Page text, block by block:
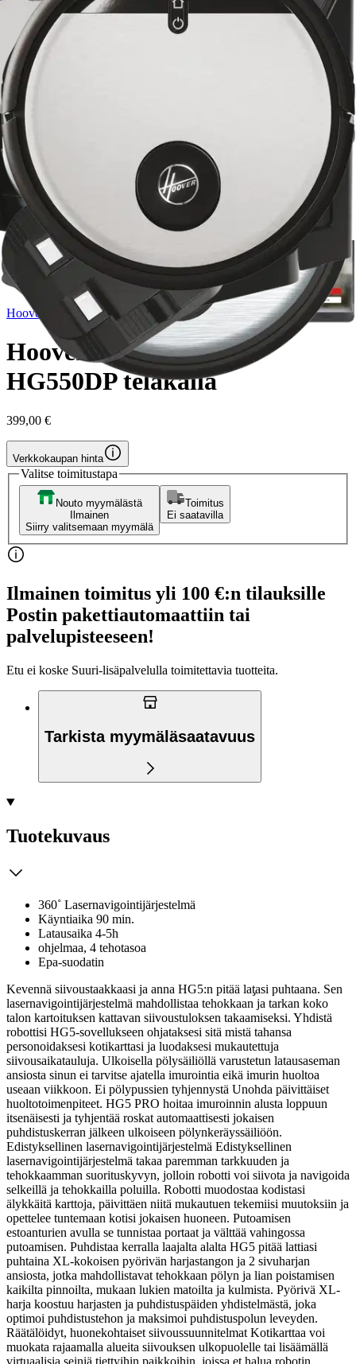
Hoover
Hoover robotti-imuri
HG550DP telakalla
399,00 €
Verkkokaupan hinta
Valitse toimitustapa
Nouto myymälästä
Ilmainen
Siirry valitsemaan myymälä
Toimitus
Ei saatavilla
Ilmainen toimitus yli 100 €:n tilauksille
Postin pakettiautomaattiin tai
palvelupisteeseen!
Etu ei koske Suuri‑lisäpalvelulla toimitettavia tuotteita.
Tarkista myymäläsaatavuus
Tuotekuvaus
360˚ Lasernavigointijärjestelmä
Käyntiaika 90 min.
Latausaika 4-5h
ohjelmaa, 4 tehotasoa
Epa-suodatin
Kevennä siivoustaakkaasi ja anna HG5:n pitää laƫasi puhtaana. Sen
lasernavigointijärjestelmä mahdollistaa tehokkaan ja tarkan koko
talon kartoituksen kattavan siivoustuloksen takaamiseksi. Yhdistä
robottisi HG5-sovellukseen ohjataksesi sitä mistä tahansa
personoidaksesi kotikarttasi ja luodaksesi mukautettuja
siivousaikatauluja. Ulkoisella pölysäiliöllä varustetun latausaseman
ansiosta sinun ei tarvitse ajatella imurointia eikä imurin huoltoa
useaan viikkoon. Ei pölypussien tyhjennystä Unohda päivittäiset
huoltotoimenpiteet. HG5 PRO hoitaa imuroinnin alusta loppuun
itsenäisesti ja tyhjentää roskat automaattisesti jokaisen
puhdistuskerran jälkeen ulkoiseen pölynkeräyssäiliöön.
Edistyksellinen lasernavigointijärjestelmä Edistyksellinen
lasernavigointijärjestelmä takaa paremman tarkkuuden ja
tehokkaamman suorituskyvyn, jolloin robotti voi siivota ja navigoida
selkeillä ja tehokkailla poluilla. Robotti muodostaa kodistasi
älykkäitä karttoja, päivittäen niitä mukautuen tekemiisi muutoksiin ja
opettelee tuntemaan kotisi jokaisen huoneen. Putoamisen
estoanturien avulla se tunnistaa portaat ja välttää vahingossa
putoamisen. Puhdistaa kerralla laajalta alalta HG5 pitää lattiasi
puhtaina XL-kokoisen pyörivän harjastangon ja 2 sivuharjan
ansiosta, jotka mahdollistavat tehokkaan pölyn ja lian poistamisen
kaikilta pinnoilta, mukaan lukien matoilta ja kulmista. Pyörivä XL-
harja koostuu harjasten ja puhdistuspäiden yhdistelmästä, joka
optimoi puhdistustehon ja maksimoi puhdistuspolun leveyden.
Räätälöidyt, huonekohtaiset siivoussuunnitelmat Kotikarttaa voi
muokata rajaamalla alueita siivouksen ulkopuolelle tai lisäämällä
virtuaalisia seiniä tiettyihin paikkoihin, joissa et halua robotin